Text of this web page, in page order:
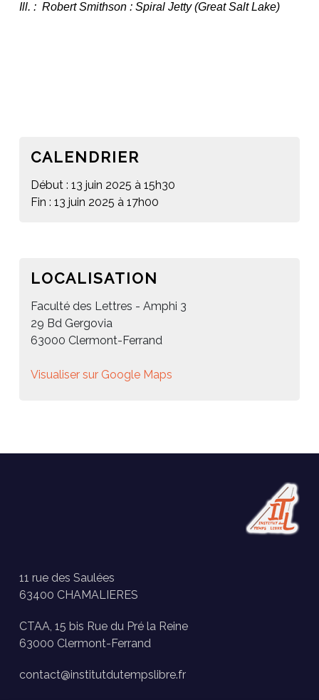
Ill. :  Robert Smithson : Spiral Jetty (Great Salt Lake)
CALENDRIER
Début : 13 juin 2025 à 15h30
Fin : 13 juin 2025 à 17h00
LOCALISATION
Faculté des Lettres - Amphi 3
29 Bd Gergovia
63000 Clermont-Ferrand
Visualiser sur Google Maps
11 rue des Saulées
63400 CHAMALIERES
CTAA, 15 bis Rue du Pré la Reine
63000 Clermont-Ferrand
contact@institutdutempslibre.fr